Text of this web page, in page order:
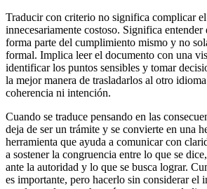
Traducir con criterio no significa complicar
innecesariamente costoso. Significa entender
forma parte del cumplimiento mismo y no
formal. Implica leer el documento con una
identificar los puntos sensibles y tomar
la mejor manera de trasladarlos al otro
coherencia ni intención.
Cuando se traduce pensando en las
deja de ser un trámite y se convierte en una
herramienta que ayuda a comunicar con
a sostener la congruencia entre lo que se
ante la autoridad y lo que se busca lograr.
es importante, pero hacerlo sin considerar el